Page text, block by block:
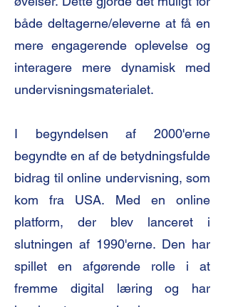
både deltagerne/eleverne at få en
mere engagerende oplevelse og
interagere mere dynamisk med
undervisningsmaterialet.
I begyndelsen af 2000'erne
begyndte en af de betydningsfulde
bidrag til online undervisning, som
kom fra USA. Med en online
platform, der blev lanceret i
slutningen af 1990'erne. Den har
spillet en afgørende rolle i at
fremme digital læring og har